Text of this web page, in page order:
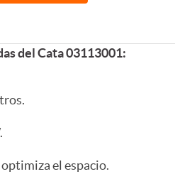
del Cata 03113001:
el espacio.